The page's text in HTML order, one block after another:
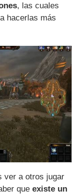
, las cuales
hacerlas más
ver a otros jugar
queexiste un